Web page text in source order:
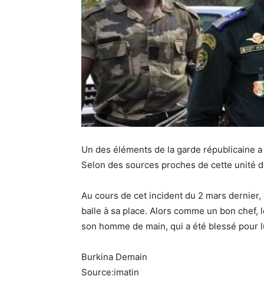
Un des éléments de la garde républicaine
Selon des sources proches de cette unité
Au cours de cet incident du 2 mars dernier,
balle à sa place. Alors comme un bon chef,
son homme de main, qui a été blessé pour
Burkina Demain
Source:imatin